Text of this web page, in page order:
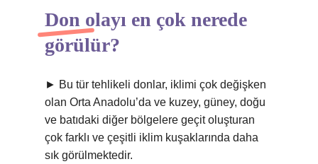
Don olayı en çok nerede
görülür?
► Bu tür tehlikeli donlar, iklimi çok değişken
olan Orta Anadolu’da ve kuzey, güney, doğu
ve batıdaki diğer bölgelere geçit oluşturan
çok farklı ve çeşitli iklim kuşaklarında daha
sık görülmektedir.